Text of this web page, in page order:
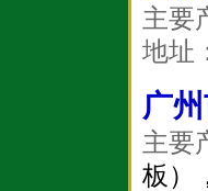
主要
地址
广
主要
板）